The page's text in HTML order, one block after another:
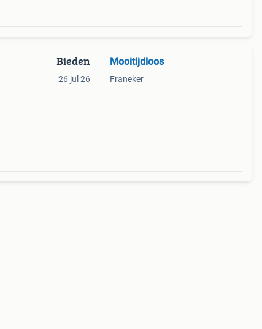
Bieden
26 jul 26
Mooitijdloos
Franeker